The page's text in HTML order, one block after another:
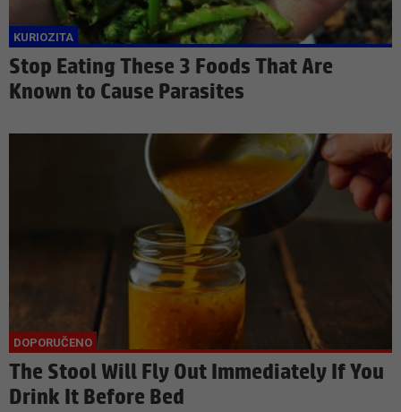
Stop Eating These 3 Foods That Are
Known to Cause Parasites
The Stool Will Fly Out Immediately If You
Drink It Before Bed